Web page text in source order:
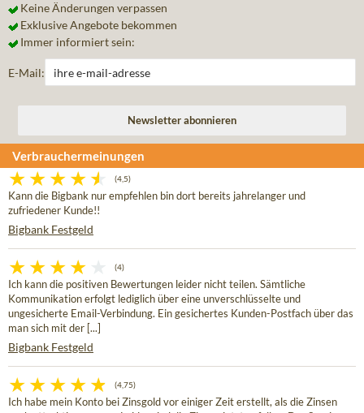
Keine Änderungen verpassen
Exklusive Angebote bekommen
Immer informiert sein:
E-Mail:
Verbrauchermeinungen
(4,5)
Kann die Bigbank nur empfehlen bin dort bereits jahrelanger und
zufriedener Kunde!!
Bigbank Festgeld
(4)
Ich kann die positiven Bewertungen leider nicht teilen. Sämtliche
Kommunikation erfolgt lediglich über eine unverschlüsselte und
ungesicherte Email-Verbindung. Ein gesichertes Kunden-Postfach über das
man sich mit der [...]
Bigbank Festgeld
(4,75)
Ich habe mein Konto bei Zinsgold vor einiger Zeit erstellt, als die Zinsen